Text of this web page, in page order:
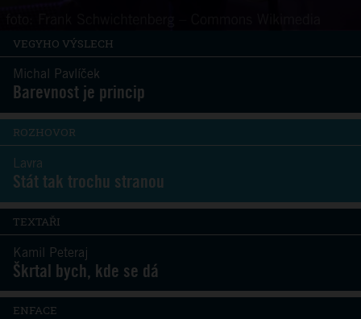
VEGYHO VÝSLECH
Michal Pavlíček
Barevnost je princip
ROZHOVOR
Lavra
Stát tak trochu stranou
TEXTAŘI
Kamil Peteraj
Škrtal bych, kde se dá
ENFACE